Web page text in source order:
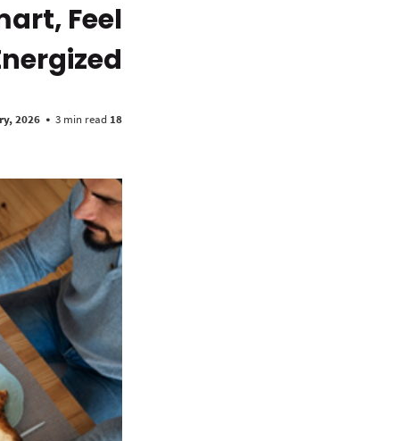
Feel
18 February, 2026
• 3 min read